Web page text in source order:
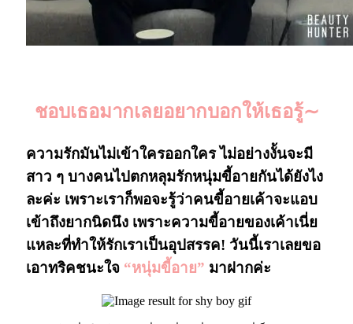
ชอบเธอมากเลยอยากบอกให้เธอรู้∼
ความรักมันไม่เข้าใครออกใคร ไม่อย่างงั้นจะมี
สาว ๆ บางคนไปตกหลุมรักหนุ่มขี้อายกันได้ยังไง
ละค่ะ เพราะเราก็พอจะรู้ว่าคนขี้อายเค้าจะแอบ
เข้าถึงยากนิดนึง เพราะความขี้อายของเค้าเนี่ย
แหละที่ทำให้รักเราเป็นอุปสรรค! วันนี้เราเลยขอ
เอาทริคชนะใจ “หนุ่มขี้อาย” มาฝากค่ะ